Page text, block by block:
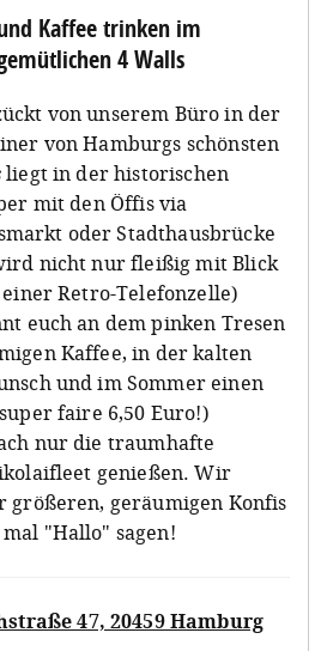
Kaffee trinken im
4 Walls
von unserem Büro in der
von Hamburgs schönsten
liegt in der historischen
mit den Öffis via
oder Stadthausbrücke
nicht nur fleißig mit Blick
Retro-Telefonzelle)
euch an dem pinken Tresen
Kaffee, in der kalten
und im Sommer einen
faire 6,50 Euro!)
nur die traumhafte
genießen. Wir
größeren, geräumigen Konfis
"Hallo" sagen!
47, 20459 Hamburg